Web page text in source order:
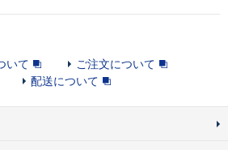
いて
ご注文について
配送について